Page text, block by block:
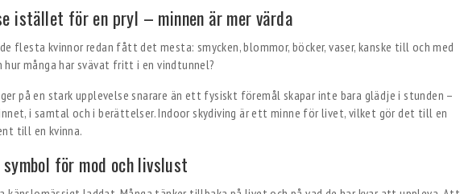
istället för en pryl – minnen är mer värda
flesta kvinnor redan fått det mesta: smycken, blommor, böcker, vaser, kanske till och med
hur många har svävat fritt i en vindtunnel?
på en stark upplevelse snarare än ett fysiskt föremål skapar inte bara glädje i stunden –
i samtal och i berättelser. Indoor skydiving är ett minne för livet, vilket gör det till en
till en kvinna.
för mod och livslust